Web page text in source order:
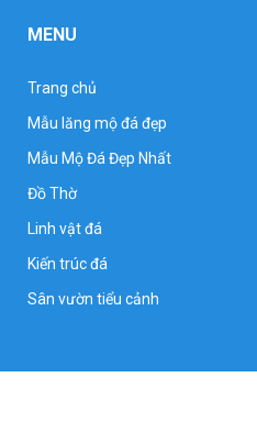
MENU
Trang chủ
Mẫu lăng mộ đá đẹp
Mẫu Mộ Đá Đẹp Nhất
Đồ Thờ
Linh vật đá
Kiến trúc đá
Sân vườn tiểu cảnh